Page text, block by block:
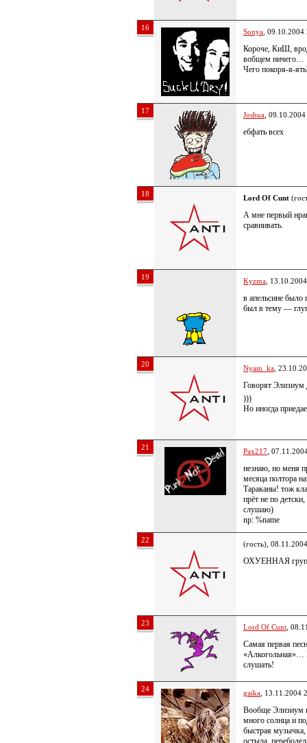
16 Sonya ,
Короче, КиШ,
вобщем ничего…
Чего покоря-я-
17 Joshua ,
ебфать всех
18 Lord Of Cunt
А мне первый
сравнивать.
19 Kyzma ,
в апельсине было
был в тему —
20 Nyam_ka ,
Говорят Элизиум
)))
Но иногда
21 Pax217 ,
незнаю, но меня
месяца полтора
Тараканы! тож
прёт не по
слушаю)
np: %name
22 (гость),
ОХУЕННАЯ
23 Lord Of Cunt ,
Самая первая
«Алкогольная»…
слушать!
24 gaika , 13.11.2004
Вообще Элизиум
много солнца и
быстрая музычка,
остыла,